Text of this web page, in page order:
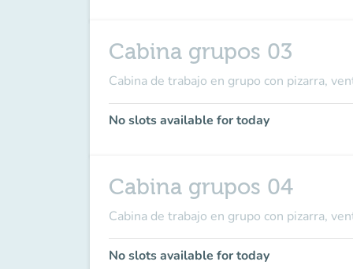
Cabina grupos 03
Cabina de trabajo en grupo con pizarra,
No slots available for today
Cabina grupos 04
Cabina de trabajo en grupo con pizarra,
No slots available for today